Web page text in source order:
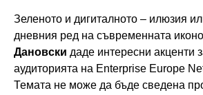
Зеленото и дигиталното – илюзия
дневния ред на съвременната
Дановски даде интересни акценти
аудиторията на Enterprise Europe
Темата не може да бъде сведена